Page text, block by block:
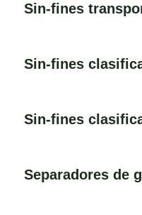
Sin-fines
Sin-fines
Sin-fines
Separadores de